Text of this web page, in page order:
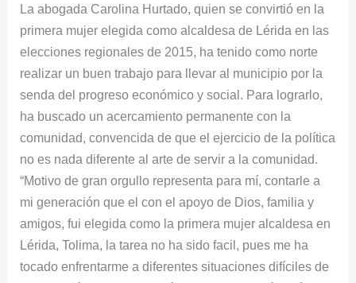
La abogada Carolina Hurtado, quien se convirtió en la
primera mujer elegida como alcaldesa de Lérida en las
elecciones regionales de 2015, ha tenido como norte
realizar un buen trabajo para llevar al municipio por la
senda del progreso económico y social. Para lograrlo,
ha buscado un acercamiento permanente con la
comunidad, convencida de que el ejercicio de la política
no es nada diferente al arte de servir a la comunidad.
“Motivo de gran orgullo representa para mí, contarle a
mi generación que el con el apoyo de Dios, familia y
amigos, fui elegida como la primera mujer alcaldesa en
Lérida, Tolima, la tarea no ha sido facil, pues me ha
tocado enfrentarme a diferentes situaciones difíciles de
la
mujer.